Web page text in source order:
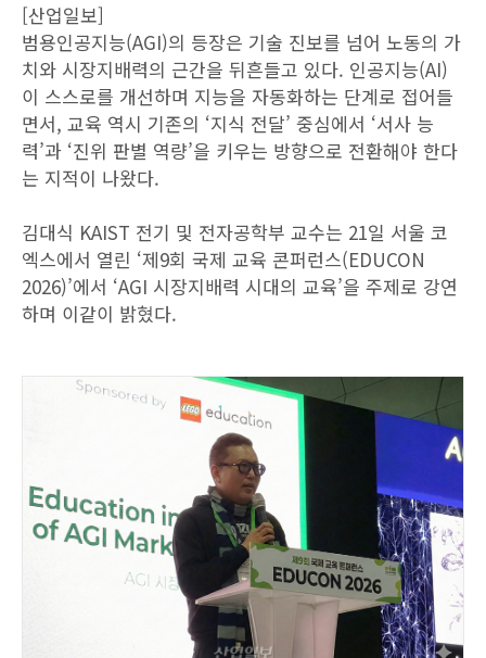
[산업일보]
범용인공지능(AGI)의 등장은 기술 진보를 넘어 노동의 가
치와 시장지배력의 근간을 뒤흔들고 있다. 인공지능(AI)
이 스스로를 개선하며 지능을 자동화하는 단계로 접어들
면서, 교육 역시 기존의 ‘지식 전달’ 중심에서 ‘서사 능
력’과 ‘진위 판별 역량’을 키우는 방향으로 전환해야 한다
는 지적이 나왔다.
김대식 KAIST 전기 및 전자공학부 교수는 21일 서울 코
엑스에서 열린 ‘제9회 국제 교육 콘퍼런스(EDUCON
2026)’에서 ‘AGI 시장지배력 시대의 교육’을 주제로 강연
하며 이같이 밝혔다.